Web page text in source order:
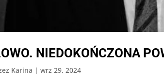
NIEDOKOŃCZONA
Karina |wrz 29, 2024